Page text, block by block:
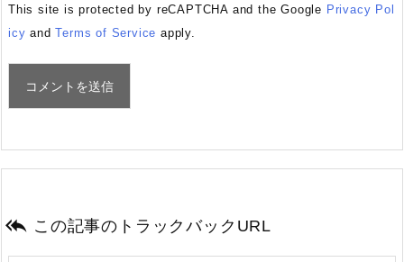
This site is protected by reCAPTCHA and the Google Privacy Pol
icy andTerms of Service apply.
 この記事のトラックバックURL